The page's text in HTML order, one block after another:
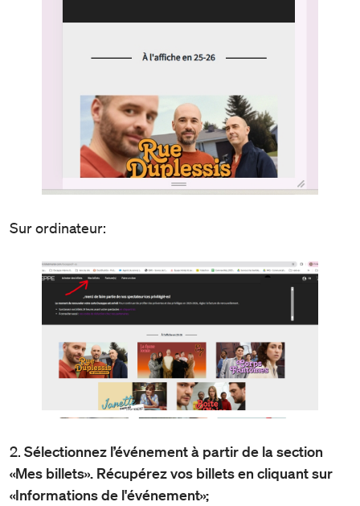
Sur ordinateur:
2. Sélectionnez l’événement à partir de la section
«Mes billets». Récupérez vos billets en cliquant sur
«Informations de l'événement»;